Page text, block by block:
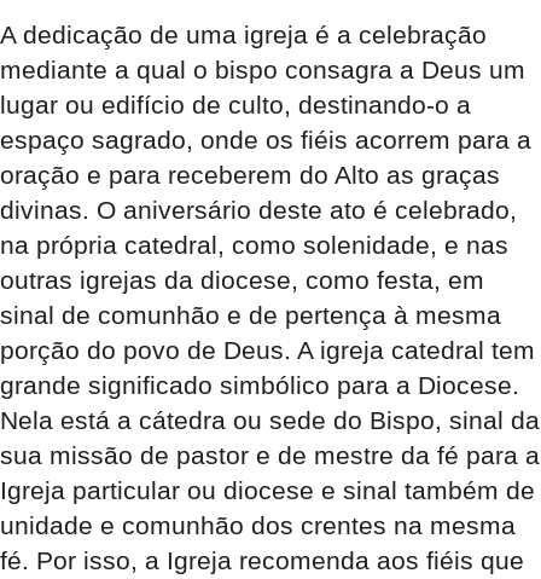
A dedicação de uma igreja é a celebração
mediante a qual o bispo consagra a Deus um
lugar ou edifício de culto, destinando-o a
espaço sagrado, onde os fiéis acorrem para a
oração e para receberem do Alto as graças
divinas. O aniversário deste ato é celebrado,
na própria catedral, como solenidade, e nas
outras igrejas da diocese, como festa, em
sinal de comunhão e de pertença à mesma
porção do povo de Deus. A igreja catedral tem
grande significado simbólico para a Diocese.
Nela está a cátedra ou sede do Bispo, sinal da
sua missão de pastor e de mestre da fé para a
Igreja particular ou diocese e sinal também de
unidade e comunhão dos crentes na mesma
fé. Por isso, a Igreja recomenda aos fiéis que